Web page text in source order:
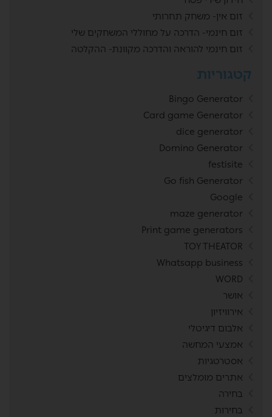
זום אין- משחק תחרותי
זום חינמי- הדרכה על מחוללי המשחקים שלי
זום חינמי להוראה והדרכה מקוונת- ההקלטה
קטגוריות
Bingo Generator
Card game Generator
dice generator
Domino Generator
festisite
Go fish Generator
Google
maze generator
Print game generators
TOY THEATOR
Whatsapp business
WORD
אושר
אירוויזיון
אלבום דיגיטלי
אמצעי המחשה
אסטרטגיות
אתרים מומלצים
בחירה
בחירות